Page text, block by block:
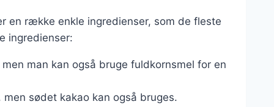
en række enkle ingredienser, som de fleste
ingredienser:
man kan også bruge fuldkornsmel for en
sødet kakao kan også bruges.